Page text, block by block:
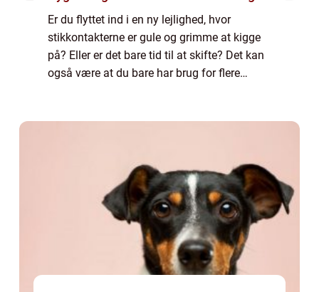
Er du flyttet ind i en ny lejlighed, hvor
stikkontakterne er gule og grimme at kigge
på? Eller er det bare tid til at skifte? Det kan
også være at du bare har brug for flere